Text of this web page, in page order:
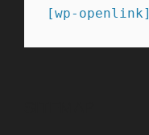
[wp-openlink]